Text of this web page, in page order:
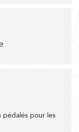
pour les